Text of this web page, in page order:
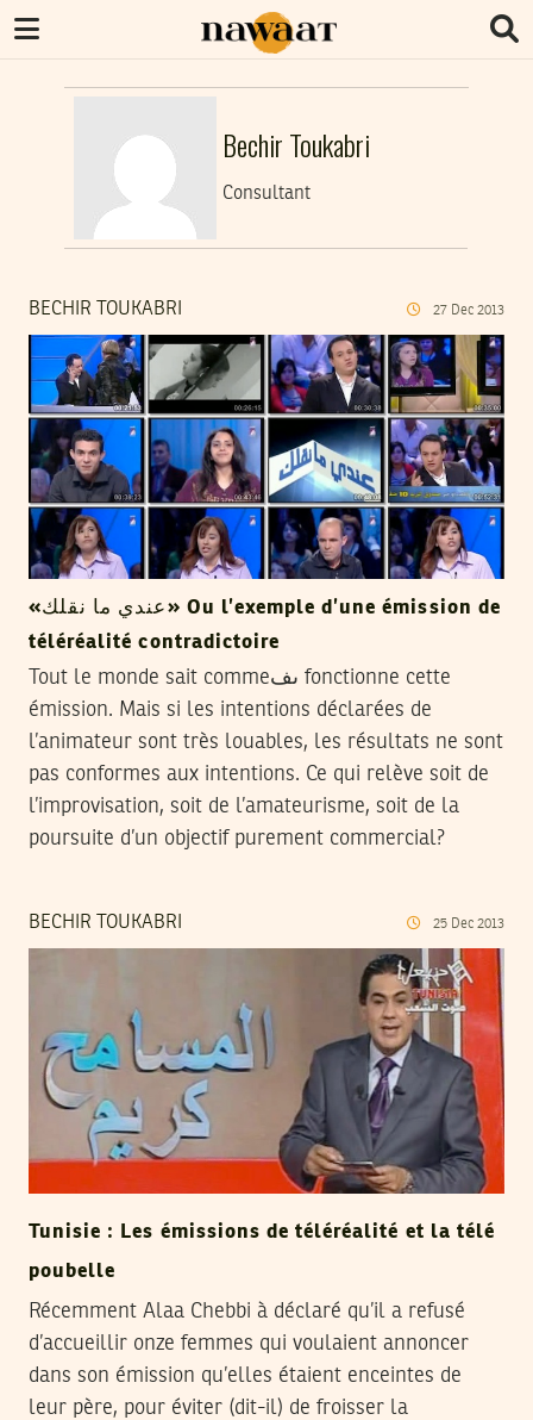
Bechir Toukabri
Consultant
BECHIR TOUKABRI 27 Dec 2013
«عندي ما نقلك» Ou l’exemple d’une émission de
téléréalité contradictoire
Tout le monde sait commeىف fonctionne cette
émission. Mais si les intentions déclarées de
l’animateur sont très louables, les résultats ne sont
pas conformes aux intentions. Ce qui relève soit de
l’improvisation, soit de l’amateurisme, soit de la
poursuite d’un objectif purement commercial?
BECHIR TOUKABRI 25 Dec 2013
Tunisie : Les émissions de téléréalité et la télé
poubelle
Récemment Alaa Chebbi à déclaré qu’il a refusé
d’accueillir onze femmes qui voulaient annoncer
dans son émission qu’elles étaient enceintes de
leur père, pour éviter (dit-il) de froisser la